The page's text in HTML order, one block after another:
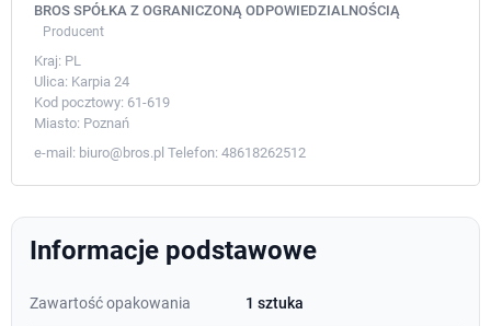
BROS SPÓŁKA Z OGRANICZONĄ ODPOWIEDZIALNOŚCIĄ
Producent
Kraj: PL
Ulica: Karpia 24
Kod pocztowy: 61-619
Miasto: Poznań
e-mail: biuro@bros.pl Telefon: 48618262512
Informacje podstawowe
Zawartość opakowania 1 sztuka